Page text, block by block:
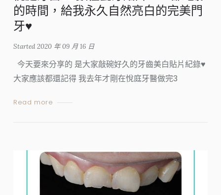
的時間，給我永久自然亮白的完美門
牙♥
Started2020 年 09 月 16 日
今天要來分享的 是大家敲碗好久的牙齒美白貼片紀錄♥
大家應該都還記得 我去年才剛在悅庭牙醫做完3
Read more